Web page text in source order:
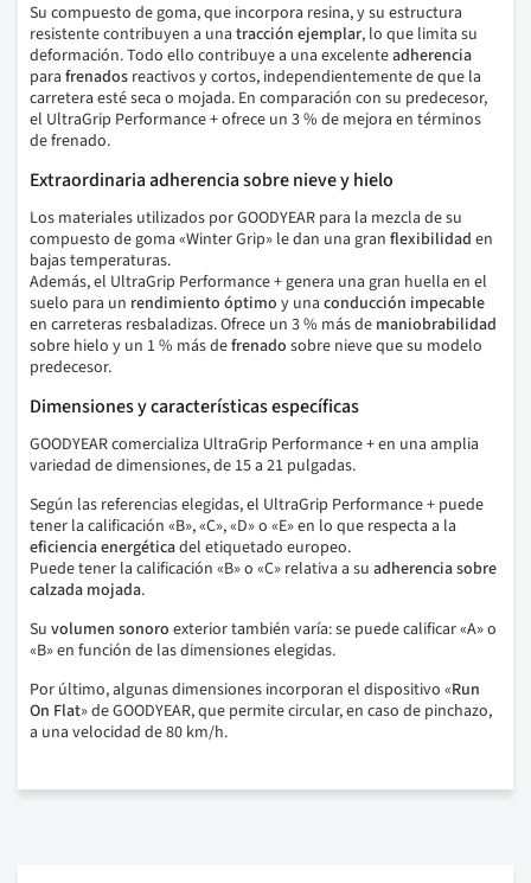
Su compuesto de goma, que incorpora resina, y su estructura
resistente contribuyen a una tracción ejemplar, lo que limita su
deformación. Todo ello contribuye a una excelenteadherencia
para frenados reactivos y cortos, independientemente de que la
carretera esté seca o mojada. En comparación con su predecesor,
el UltraGrip Performance + ofrece un 3 % de mejora en términos
de frenado.
Extraordinaria adherencia sobre nieve y hielo
Los materiales utilizados por GOODYEAR para la mezcla de su
compuesto de goma «Winter Grip» le dan una gran flexibilidad en
bajas temperaturas.
Además, el UltraGrip Performance + genera una gran huella en el
suelo para un rendimiento óptimo y una conducción impecable
en carreteras resbaladizas. Ofrece un 3 % más de maniobrabilidad
sobre hielo y un 1 % más defrenado sobre nieve que su modelo
predecesor.
Dimensiones y características específicas
GOODYEAR comercializa UltraGrip Performance + en una amplia
variedad de dimensiones, de 15 a 21 pulgadas.
Según las referencias elegidas, el UltraGrip Performance + puede
tener la calificación «B», «C», «D» o «E» en lo que respecta a la
eficiencia energéticadel etiquetado europeo.
Puede tener la calificación «B» o «C» relativa a su adherencia sobre
calzada mojada.
Su volumen sonoro exterior también varía: se puede calificar «A» o
«B» en función de las dimensiones elegidas.
Por último, algunas dimensiones incorporan el dispositivo «Run
On Flat» de GOODYEAR, que permite circular, en caso de pinchazo,
a una velocidad de 80 km/h.